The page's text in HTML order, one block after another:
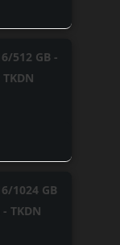
512 GB -
1024 GB
TKDN